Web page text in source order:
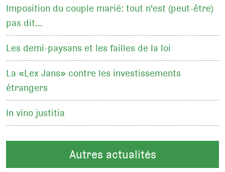
Imposition du couple marié: tout n'est (peut-être)
pas dit…
Les demi-paysans et les failles de la loi
La «Lex Jans» contre les investissements
étrangers
In vino justitia
Autres actualités